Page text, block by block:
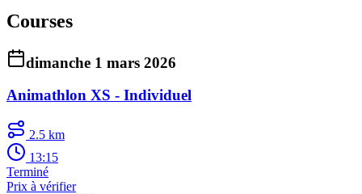
Courses
dimanche 1 mars 2026
Animathlon XS - Individuel
2.5 km
13:15
Terminé
Prix à vérifier